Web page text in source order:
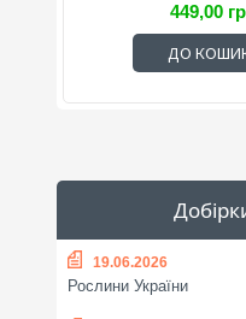
449,00
ДО
19.06.2026
Рослини України